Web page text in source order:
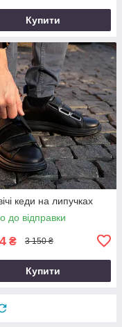
Купити
кеди на липучках
до відправки
₴ 3 150 ₴
Купити